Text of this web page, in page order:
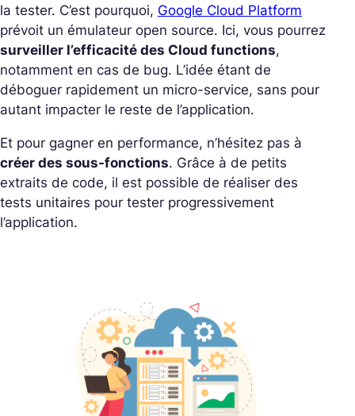
la tester. C’est pourquoi, Google Cloud Platform
prévoit un émulateur open source. Ici, vous pourrez
surveiller l’efficacité des Cloud functions,
notamment en cas de bug. L’idée étant de
déboguer rapidement un micro-service, sans pour
autant impacter le reste de l’application.
Et pour gagner en performance, n’hésitez pas à
créer des sous-fonctions. Grâce à de petits
extraits de code, il est possible de réaliser des
tests unitaires pour tester progressivement
l’application.